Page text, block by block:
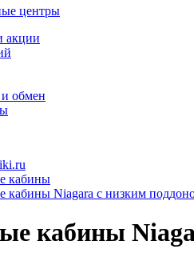
центры
акции
обмен
кабины
кабины Niagara с низким
кабины